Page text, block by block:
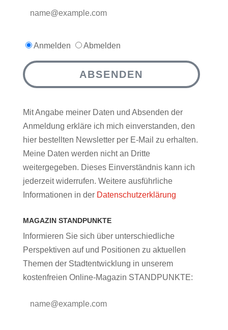
Anmelden Abmelden
ABSENDEN
Mit Angabe meiner Daten und Absenden der
Anmeldung erkläre ich mich einverstanden, den
hier bestellten Newsletter per E-Mail zu erhalten.
Meine Daten werden nicht an Dritte
weitergegeben. Dieses Einverständnis kann ich
jederzeit widerrufen. Weitere ausführliche
Informationen in der Datenschutzerklärung
MAGAZIN STANDPUNKTE
Informieren Sie sich über unterschiedliche
Perspektiven auf und Positionen zu aktuellen
Themen der Stadtentwicklung in unserem
kostenfreien Online-Magazin STANDPUNKTE: